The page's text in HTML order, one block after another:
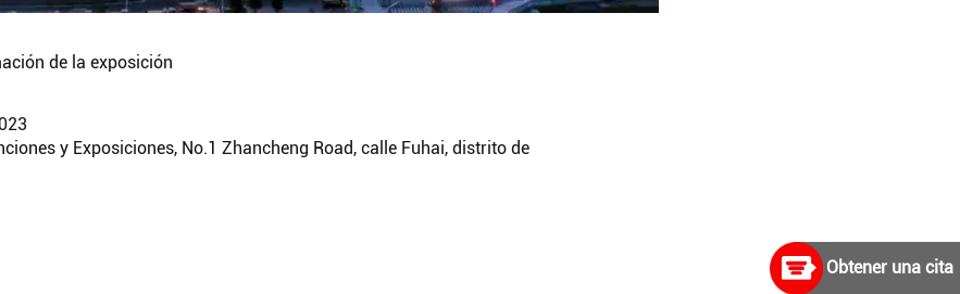
de la exposición
y Exposiciones, No.1 Zhancheng Road, calle Fuhai, distrito de
Obtener una cita